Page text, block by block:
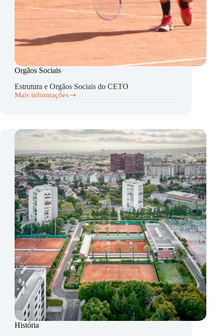
Orgãos Sociais
Estrutura e Orgãos Sociais do CETO
Mais informações
Orgãos
História